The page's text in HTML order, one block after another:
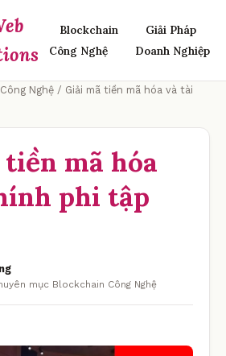
Blockchain
Công Nghệ
Giải Pháp
Doanh Nghiệp
Nghệ / Giải mã tiền mã hóa và tài
mã hóa
phi tập
mục Blockchain Công Nghệ